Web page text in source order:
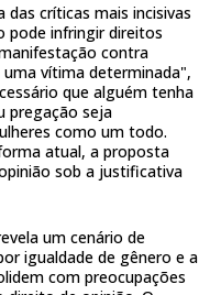
das críticas mais incisivas
infringir direitos
contra
vítima determinada",
que alguém tenha
pregação seja
como um todo.
atual, a proposta
sob a justificativa
um cenário de
igualdade de gênero e a
com preocupações